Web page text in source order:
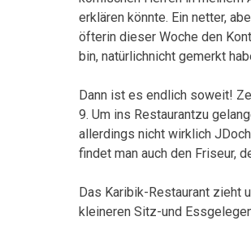
erklären könnte. Ein netter,
öfterin dieser Woche den
bin, natürlichnicht gemerkt
Dann ist es endlich soweit!
9. Um ins Restaurantzu
allerdings nicht wirklich
findet man auch den Friseur,
Das Karibik-Restaurant zieht
kleineren Sitz-und